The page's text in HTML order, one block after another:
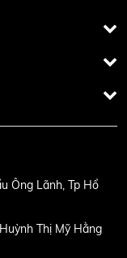
Ông Lãnh, Tp Hồ
Thị Mỹ Hằng